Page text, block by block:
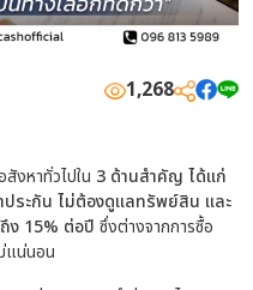
1,268
งหาทั่วไปใน 3 ด้านสำคัญ ได้แก่
ประกัน ไม่ต้องดูแลทรัพย์สิน และ
ง 15% ต่อปี ซึ่งต่างจากการซื้อ
แน่นอน